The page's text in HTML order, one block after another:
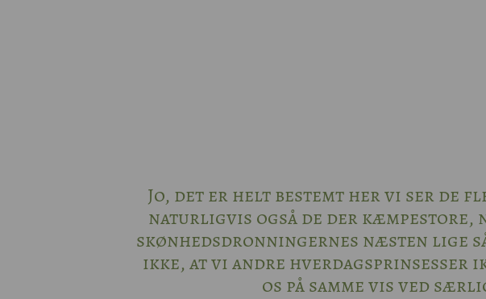
Jo, det er helt bestemt her vi ser de
naturligvis også de der kæmpestore,
skønhedsdronningernes næsten lige
ikke, at vi andre hverdagsprinsesser
os på samme vis ved